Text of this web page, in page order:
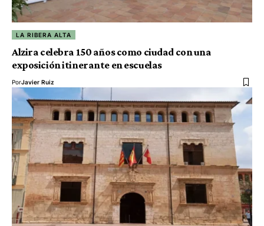
LA RIBERA ALTA
Alzira celebra 150 años como ciudad con una
exposición itinerante en escuelas
PorJavier Ruiz